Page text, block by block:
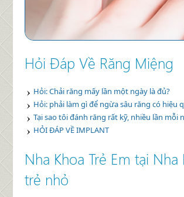
Hỏi Đáp Về Răng Miệng
Hỏi: Chải răng mấy lần một ngày là đủ?
Hỏi: phải làm gì để ngừa sâu răng có hiệu
Tại sao tôi đánh răng rất kỹ, nhiều lần mỗi
HỎI ĐÁP VỀ IMPLANT
Nha Khoa Trẻ Em tại
trẻ nhỏ